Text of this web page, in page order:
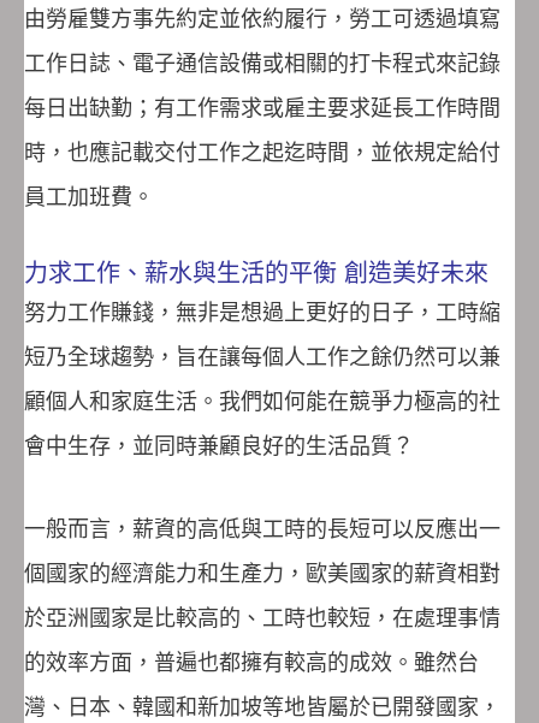
由勞雇雙方事先約定並依約履行，勞工可透過填寫
工作日誌、電子通信設備或相關的打卡程式來記錄
每日出缺勤；有工作需求或雇主要求延長工作時間
時，也應記載交付工作之起迄時間，並依規定給付
員工加班費。
力求工作、薪水與生活的平衡 創造美好未來
努力工作賺錢，無非是想過上更好的日子，工時縮
短乃全球趨勢，旨在讓每個人工作之餘仍然可以兼
顧個人和家庭生活。我們如何能在競爭力極高的社
會中生存，並同時兼顧良好的生活品質？
一般而言，薪資的高低與工時的長短可以反應出一
個國家的經濟能力和生產力，歐美國家的薪資相對
於亞洲國家是比較高的、工時也較短，在處理事情
的效率方面，普遍也都擁有較高的成效。雖然台
灣、日本、韓國和新加坡等地皆屬於已開發國家，